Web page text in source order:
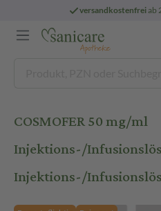
versandkostenfreiab
COSMOFER 50 mg/ml
Injektions-/
Injektions-/